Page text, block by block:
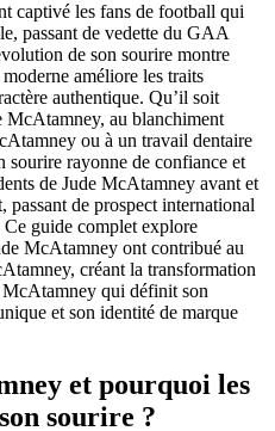
captivé les fans de football qui
passant de vedette du GAA
de son sourire montre
améliore les traits
authentique. Qu’il soit
McAtamney, au blanchiment
ou à un travail dentaire
sourire rayonne de confiance et
de Jude McAtamney avant et
passant de prospect international
guide complet explore
McAtamney ont contribué au
créant la transformation
McAtamney qui définit son
et son identité de marque
et pourquoi les
sourire ?